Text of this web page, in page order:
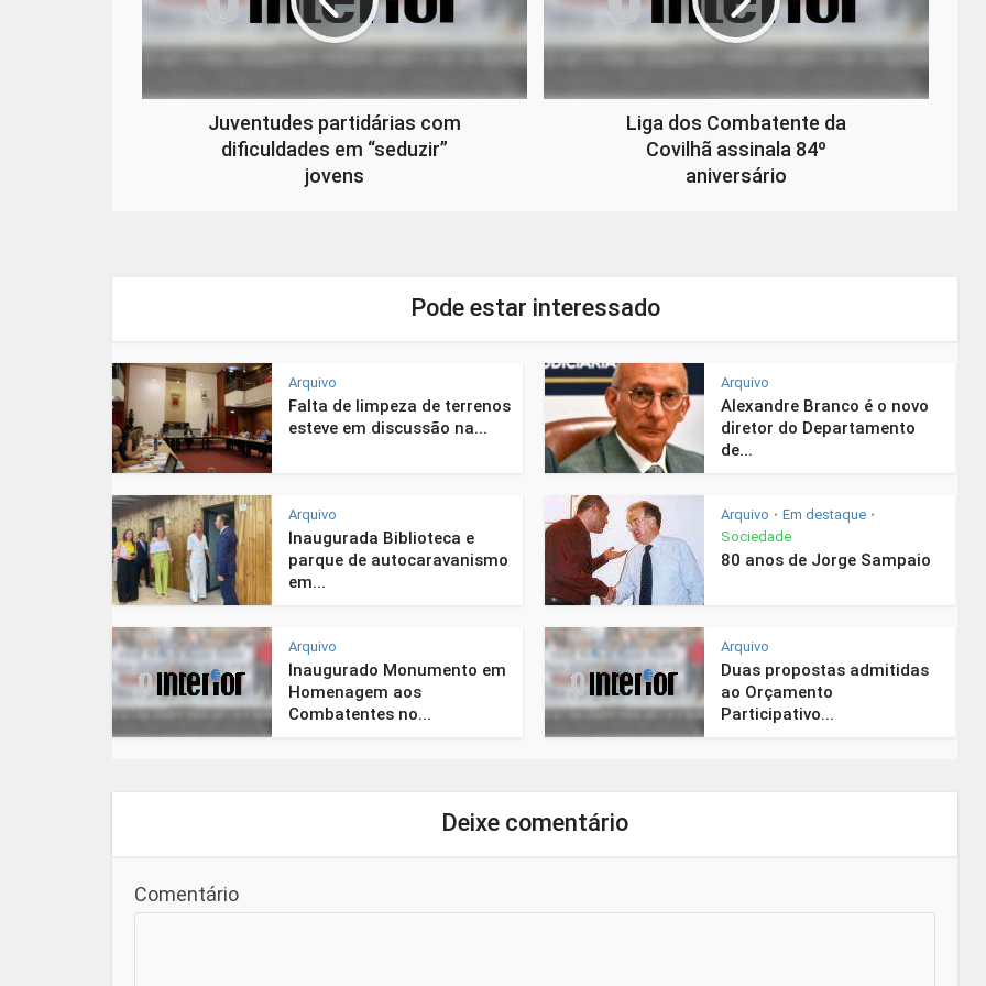
Juventudes partidárias com
dificuldades em “seduzir”
jovens
Liga dos Combatente da
Covilhã assinala 84º
aniversário
Pode estar interessado
Arquivo
Falta de limpeza de terrenos
esteve em discussão na...
Arquivo
Alexandre Branco é o novo
diretor do Departamento
de...
Arquivo
Inaugurada Biblioteca e
parque de autocaravanismo
em...
Arquivo • Em destaque •
Sociedade
80 anos de Jorge Sampaio
Arquivo
Inaugurado Monumento em
Homenagem aos
Combatentes no...
Arquivo
Duas propostas admitidas
ao Orçamento
Participativo...
Deixe comentário
Comentário